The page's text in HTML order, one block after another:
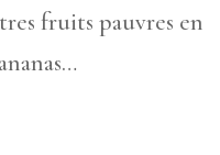
fruits pauvres en